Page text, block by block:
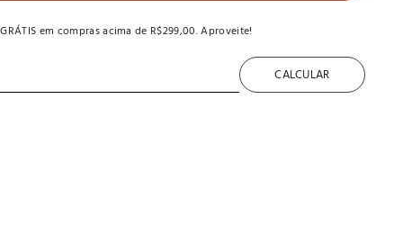
em compras acima de R$299,00. Aproveite!
CALCULAR